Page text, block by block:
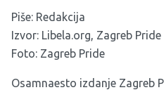
Piše: Redakcija
Izvor: Libela.org, Zagreb Pride
Foto: Zagreb Pride
Osamnaesto izdanje Zagreb